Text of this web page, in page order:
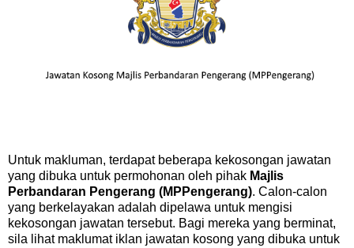
Untuk makluman, terdapat beberapa kekosongan jawatan
yang dibuka untuk permohonan oleh pihak Majlis
Perbandaran Pengerang (MPPengerang). Calon-calon
yang berkelayakan adalah dipelawa untuk mengisi
kekosongan jawatan tersebut. Bagi mereka yang berminat,
sila lihat maklumat iklan jawatan kosong yang dibuka untuk